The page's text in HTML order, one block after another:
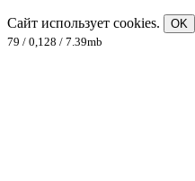
Сайт использует cookies.
OK
79 / 0,128 / 7.39mb